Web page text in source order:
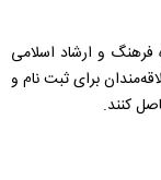
فرهنگ و ارشاد اسلامی
برای ثبت‌ نام و